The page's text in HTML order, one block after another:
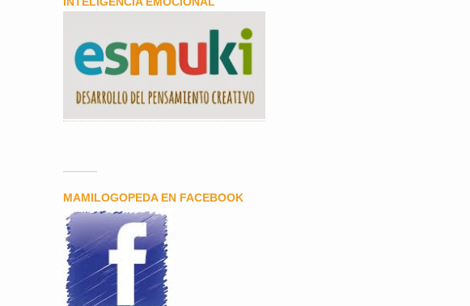
MAMILOGOPEDA EN FACEBOOK